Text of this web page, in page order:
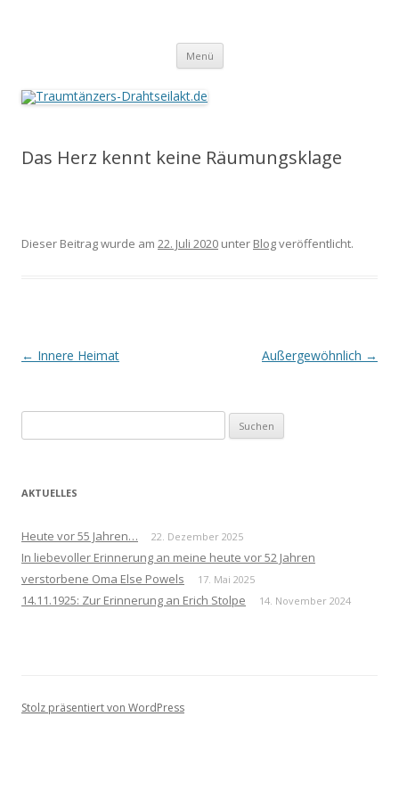
Menü Springe
Inhalt
Das Herz kennt keine Räumungsklage
Dieser Beitrag wurde am 22. Juli 2020 unter Blogveröffentlicht.
Beitrags-
← Innere Heimat Außergewöhnlich →
nach:
AKTUELLES
Heute vor 55 Jahren… 22. Dezember 2025
In liebevoller Erinnerung an meine heute vor 52 Jahren
verstorbene Oma Else Powels
17. Mai 2025
14.11.1925: Zur Erinnerung an Erich Stolpe 14. November 2024
Stolz präsentiert von WordPress